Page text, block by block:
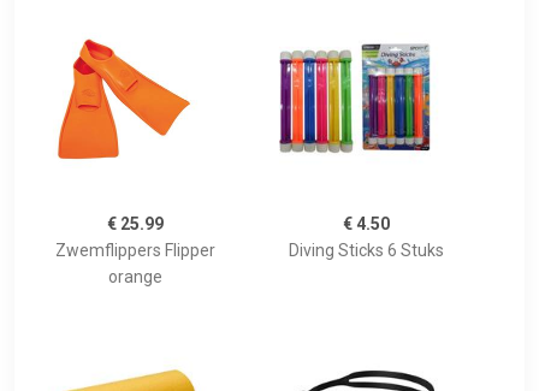
€ 25.99
Zwemflippers Flipper
orange
€ 4.50
Diving Sticks 6 Stuks